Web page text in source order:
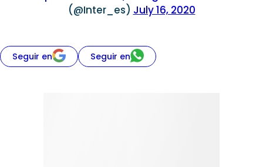
(@Inter_es) July 16, 2020
Seguir en Seguir en